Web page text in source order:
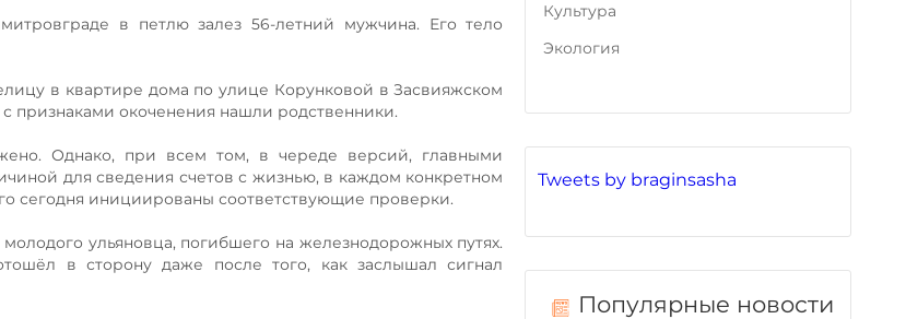
в петлю залез 56-летний мужчина. Его тело
в квартире дома по улице Корунковой в Засвияжском
признаками окоченения нашли родственники.
Однако, при всем том, в череде версий, главными
для сведения счетов с жизнью, в каждом конкретном
сегодня инициированы соответствующие проверки.
ульяновца, погибшего на железнодорожных путях.
в сторону даже после того, как заслышал сигнал
Tweets by braginsasha
Популярные новости
Культура
Экология